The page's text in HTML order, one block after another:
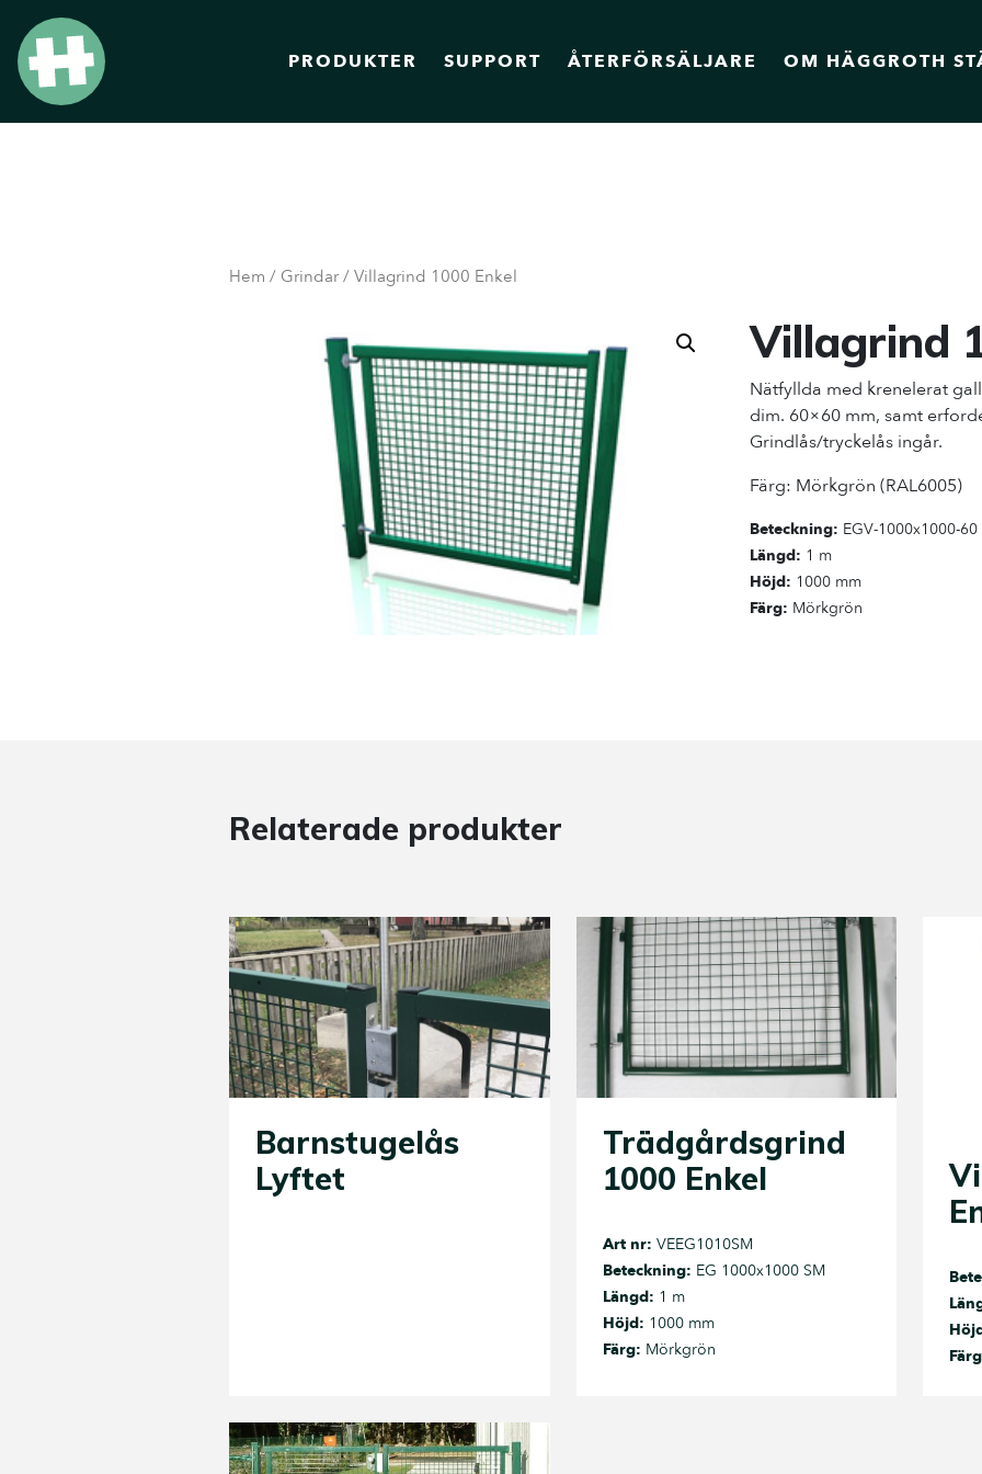
PRODUKTER SUPPORT ÅTERFÖRSÄLJARE OM HÄGGROTH
Hem / Grindar/ Villagrind 1000 Enkel
Villagrind
Nätfyllda med krenelerat
dim. 60×60 mm, samt
Grindlås/tryckelås ingår.
Färg: Mörkgrön (RAL6005)
Beteckning: EGV-1000x1000-60
Längd: 1 m
Höjd: 1000 mm
Färg: Mörkgrön
Relaterade produkter
Barnstugelås
Lyftet
Trädgårdsgrind
1000 Enkel
Art nr: VEEG1010SM
Beteckning: EG 1000x1000 SM
Längd: 1 m
Höjd: 1000 mm
Färg: Mörkgrön